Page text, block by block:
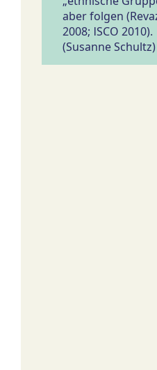
aber folgen
2008; ISCO 2010).
(Susanne Schultz)